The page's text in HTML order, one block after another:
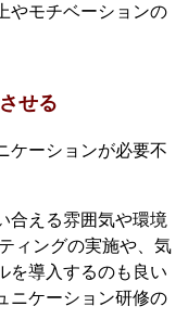
やモチベーションの
せる
ケーションが必要不
合える雰囲気や環境
ィングの実施や、気
を導入するのも良い
ニケーション研修の